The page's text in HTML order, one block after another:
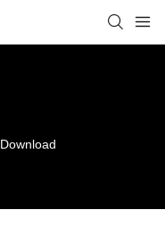
Download